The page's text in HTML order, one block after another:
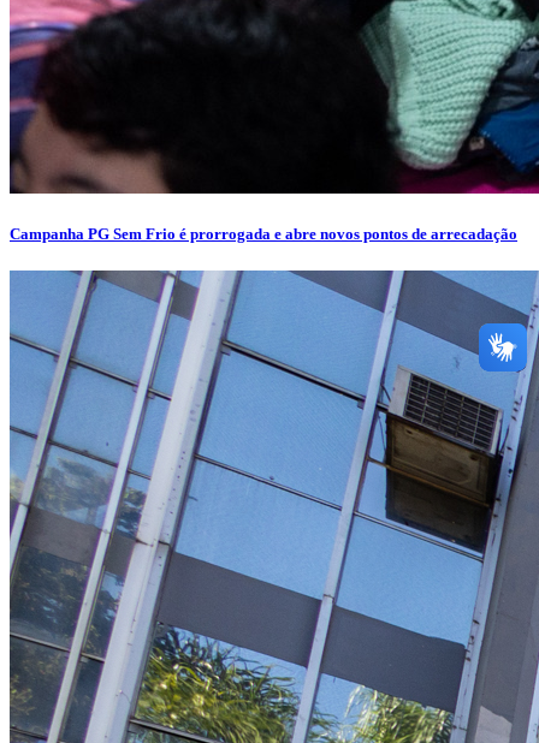
Campanha PG Sem Frio é prorrogada e abre novos pontos de arrecadação